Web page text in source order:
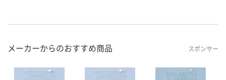
メーカーからのおすすめ商品 スポンサー